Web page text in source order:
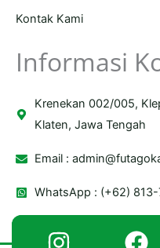
Kontak Kami
Informasi
Krenekan 002/005,
Klaten, Jawa Tengah
Email :
WhatsApp : (+62)